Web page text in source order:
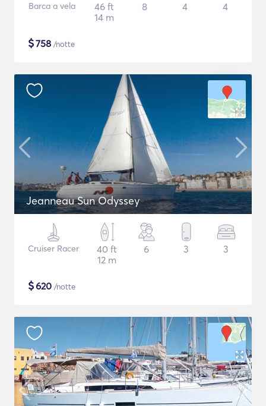
Barca a vela
46 ft
14 m
8 4 4
$758 /notte
Jeanneau Sun Odyssey
Cruiser Racer
40 ft
12 m
6 3 3
$620 /notte